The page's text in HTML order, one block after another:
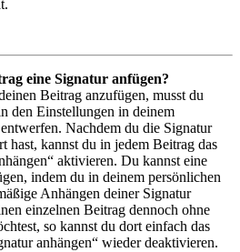
eine Signatur anfügen?
Beitrag anzufügen, musst du
den Einstellungen in deinem
Nachdem du die Signatur
hast, kannst du in jedem Beitrag das
aktivieren. Du kannst eine
indem du in deinem persönlichen
Anhängen deiner Signatur
einzelnen Beitrag dennoch ohne
so kannst du dort einfach das
anhängen“ wieder deaktivieren.